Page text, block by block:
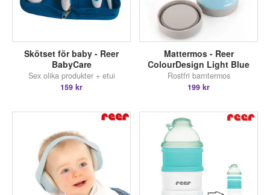
Skötset för baby - Reer
BabyCare
Sex olika produkter + etui
159 kr
Mattermos - Reer
ColourDesign Light Blue
Rostfri barntermos
199 kr